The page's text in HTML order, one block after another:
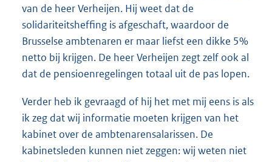
van de heer Verheijen. Hij weet dat de
solidariteitsheffing is afgeschaft, waardoor de
Brusselse ambtenaren er maar liefst een dikke 5%
netto bij krijgen. De heer Verheijen zegt zelf ook al
dat de pensioenregelingen totaal uit de pas lopen.
Verder heb ik gevraagd of hij het met mij eens is als
ik zeg dat wij informatie moeten krijgen van het
kabinet over de ambtenarensalarissen. De
kabinetsleden kunnen niet zeggen: wij weten niet